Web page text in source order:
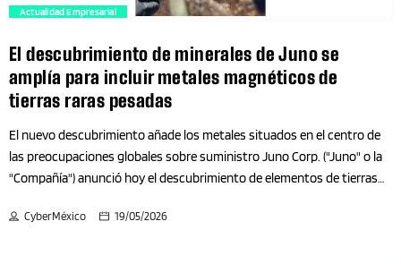
Blockchain
Blockchain- criptomonedas
Blogs
trending_flat
Actualidad Empresarial
El descubrimiento de minerales de Juno se
amplía para incluir metales magnéticos de
tierras raras pesadas
El nuevo descubrimiento añade los metales situados en el centro de
las preocupaciones globales sobre suministro Juno Corp. ("Juno" o la
"Compañía") anunció hoy el descubrimiento de elementos de tierras
defensa, aeroespacial, vehículos eléctricos y energías limpias— dentro
CyberMéxico 19/05/2026